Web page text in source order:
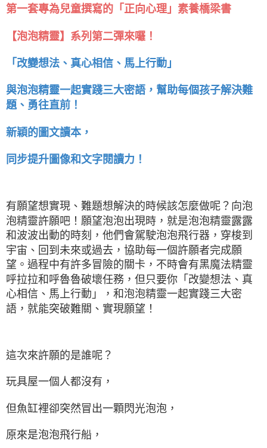
第一套專為兒童撰寫的「正向心理」素養橋梁書
【泡泡精靈】系列第二彈來囉 ！
「改變想法、真心相信、馬上行動」
與泡泡精靈一起實踐三大密語，幫助每個孩子解決難
題、勇往直前 ！
新穎的圖文讀本，
同步提升圖像和文字閱讀力！
有願望想實現、難題想解決的時候該怎麼做呢？向泡
泡精靈許願吧！願望泡泡出現時，就是泡泡精靈露露
和波波出動的時刻，他們會駕駛泡泡飛行器，穿梭到
宇宙、回到未來或過去，協助每一個許願者完成願
望。過程中有許多冒險的關卡，不時會有黑魔法精靈
呼拉拉和呼魯魯破壞任務，但只要你「改變想法、真
心相信、馬上行動」，和泡泡精靈一起實踐三大密
語， 就能突破難關、實現願望！
這次來許願的是誰呢？
玩具屋一個人都沒有，
但魚缸裡卻突然冒出一顆閃光泡泡，
原來是泡泡飛行船，